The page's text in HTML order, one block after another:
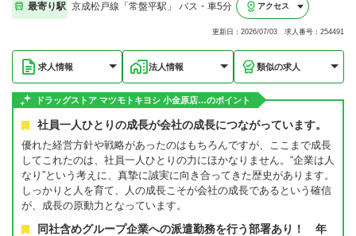
最寄り駅 京成松戸線「常盤平駅」 バス・車5分 アクセス
更新日：2026/07/03 求人番号：254491
求人情報 法人情報 類似の求人
ドラッグストア マツモトキヨシ 小金原店…のポイント
社員一人ひとりの成長が会社の成長につながっています。
優れた経営方針や戦略があったのはもちろんですが、ここまで成長
してこれたのは、社員一人ひとりの力にほかなりません。“企業は人
なり”という考えに、真摯に誠実に向き合ってきた歴史があります。
しっかりと人を育て、人の成長こそが会社の成長であるという確信
が、成長の原動力となっています。
同社含めグループ企業への派遣勤務を行う部署あり！ 年